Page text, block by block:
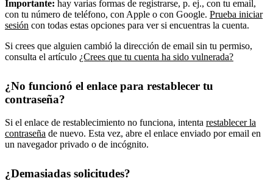
Importante: hay varias formas de registrarse, p. ej., con tu email,
con tu número de teléfono, con Apple o con Google. Prueba iniciar
sesión con todas estas opciones para ver si encuentras la cuenta.
Si crees que alguien cambió la dirección de email sin tu permiso,
consulta el artículo ¿Crees que tu cuenta ha sido vulnerada?
¿No funcionó el enlace para restablecer tu
contraseña?
Si el enlace de restablecimiento no funciona, intenta restablecer la
contraseña de nuevo. Esta vez, abre el enlace enviado por email en
un navegador privado o de incógnito.
¿Demasiadas solicitudes?